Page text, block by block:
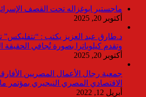
ماجستير ابوغزاله تحت القصف
أكتوبر 20, 2025
د.طارق عبد العزيز يكتب : “نتفليكس”
وتقدم كيلوباترا بصورة تُجافي الحقيقة
أكتوبر 20, 2025
جمعية رجال الأعمال المصريين
الاقتصادي المصري النيجيري بمؤتمر
أبريل 12, 2022